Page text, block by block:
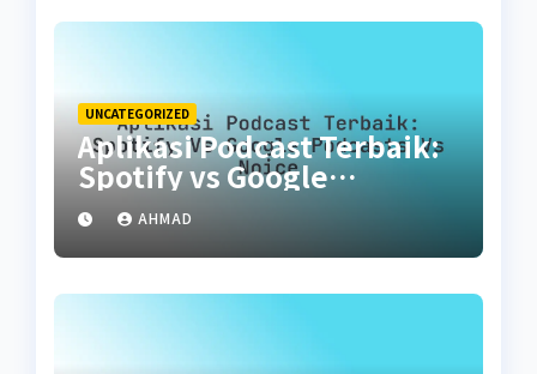
UNCATEGORIZED
Aplikasi Podcast Terbaik:
Spotify vs Google
Podcasts vs Noice
AHMAD